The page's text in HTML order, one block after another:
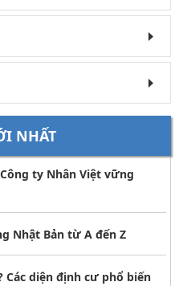
NHẤT
ty Nhân Việt vững
Nhật Bản từ A đến Z
diện định cư phổ biến